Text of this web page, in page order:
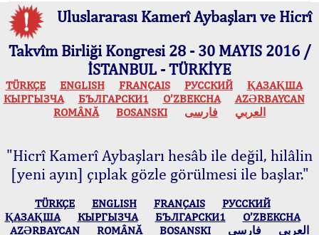
Uluslararası Kamerî Aybaşları ve Hicrî
Takvîm Birliği Kongresi 28 - 30 MAYIS 2016 /
İSTANBUL - TÜRKİYE
TÜRKÇE ENGLISH FRANÇAIS РУССКИЙ
ҚАЗАҚША
КЫPГЫЗЧA
БЪЛГАРСКИ1 O’ZBEKCHA
AZӘRBAYCAN
ROMÂNĂ
BOSANSKI العربي فارسی
"Hicrî Kamerî Aybaşları hesâb ile değil, hilâlin
[yeni ayın] çıplak gözle görülmesi ile başlar."
TÜRKÇE ENGLISH FRANÇAIS
РУССКИЙ
ҚАЗАҚША
КЫPГЫЗЧA БЪЛГАРСКИ1
O’ZBEKCHA
AZӘRBAYCAN
ROMÂNĂ BOSANSKI العربي فارسی